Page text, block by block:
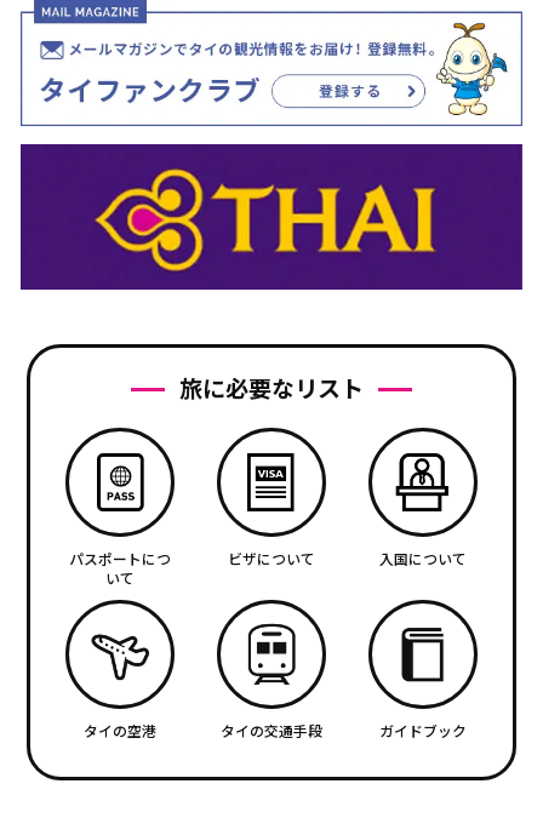
旅に必要なリスト
パスポートにつ
いて
ビザについて 入国について
タイの空港 タイの交通手段 ガイドブック